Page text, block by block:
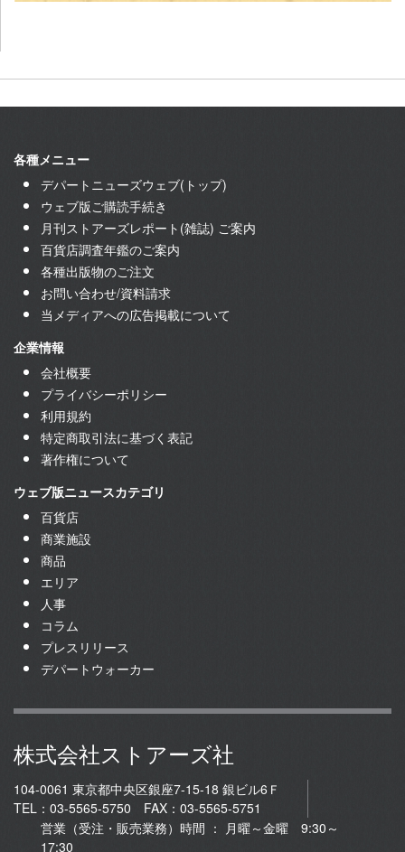
各種メニュー
デパートニューズウェブ(トップ)
ウェブ版ご購読手続き
月刊ストアーズレポート(雑誌) ご案内
百貨店調査年鑑のご案内
各種出版物のご注文
お問い合わせ/資料請求
当メディアへの広告掲載について
企業情報
会社概要
プライバシーポリシー
利用規約
特定商取引法に基づく表記
著作権について
ウェブ版ニュースカテゴリ
百貨店
商業施設
商品
エリア
人事
コラム
プレスリリース
デパートウォーカー
株式会社ストアーズ社
104-0061 東京都中央区銀座7-15-18 銀ビル6Ｆ
TEL：03-5565-5750 FAX：03-5565-5751
営業（受注・販売業務）時間 ： 月曜～金曜 9:30～
17:30